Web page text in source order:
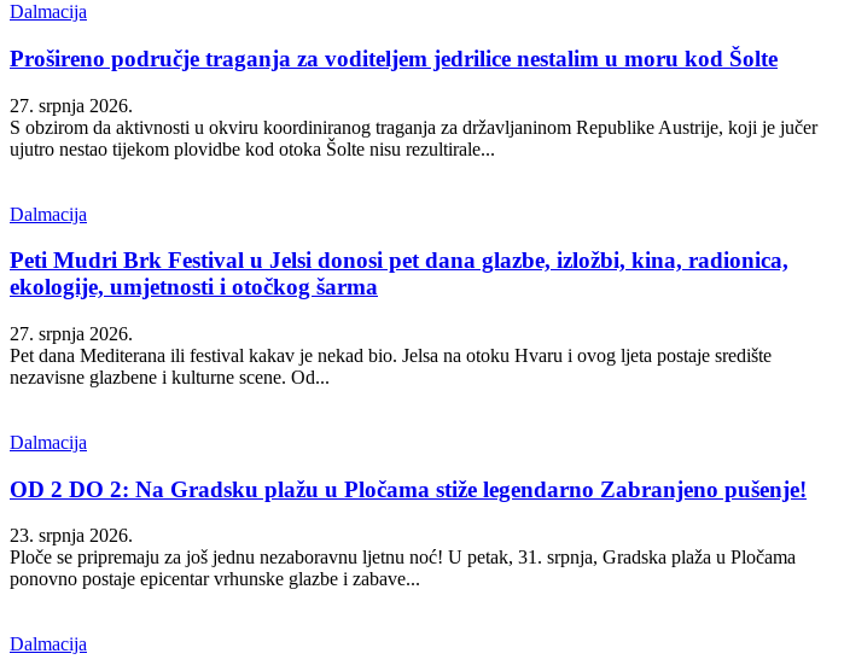
Dalmacija
Prošireno područje traganja za voditeljem jedrilice nestalim u moru kod Šolte
27. srpnja 2026.
S obzirom da aktivnosti u okviru koordiniranog traganja za državljaninom Republike Austrije, koji je jučer
ujutro nestao tijekom plovidbe kod otoka Šolte nisu rezultirale...
Dalmacija
Peti Mudri Brk Festival u Jelsi donosi pet dana glazbe, izložbi, kina, radionica,
ekologije, umjetnosti i otočkog šarma
27. srpnja 2026.
Pet dana Mediterana ili festival kakav je nekad bio. Jelsa na otoku Hvaru i ovog ljeta postaje središte
nezavisne glazbene i kulturne scene. Od...
Dalmacija
OD 2 DO 2: Na Gradsku plažu u Pločama stiže legendarno Zabranjeno pušenje!
23. srpnja 2026.
Ploče se pripremaju za još jednu nezaboravnu ljetnu noć! U petak, 31. srpnja, Gradska plaža u Pločama
ponovno postaje epicentar vrhunske glazbe i zabave...
Dalmacija